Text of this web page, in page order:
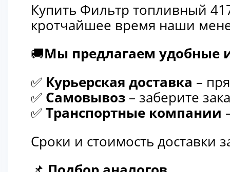
Купить Фильтр топливный
кротчайшее время наши
🚚Мы предлагаем удобные
✅ Курьерская доставка –
✅ Самовывоз – заберите
✅ Транспортные компании
Сроки и стоимость доставки